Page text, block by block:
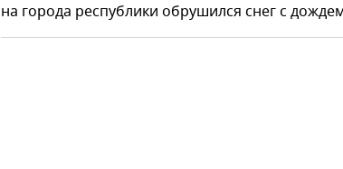
на города республики обрушился снег с